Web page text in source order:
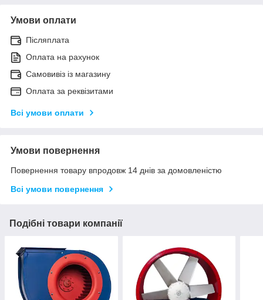
Умови оплати
Післяплата
Оплата на рахунок
Самовивіз із магазину
Оплата за реквізитами
Всі умови оплати
Умови повернення
Повернення товару впродовж 14 днів за домовленістю
Всі умови повернення
Подібні товари компанії